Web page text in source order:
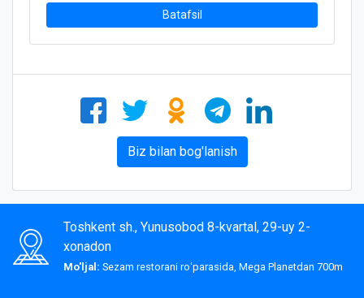
Batafsil
Biz bilan bog'lanish
Toshkent sh., Yunusobod 8-kvartal, 29-uy 2-
xonadon
Mo'ljal: Sezam restorani roʻparasida, Mega Planetdan 700m